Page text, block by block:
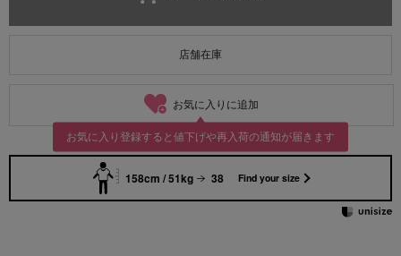
店舗在庫
お気に入りに追加
お気に入り登録すると値下げや再入荷の通知が届きます
158cm / 51kg 38 Find your size